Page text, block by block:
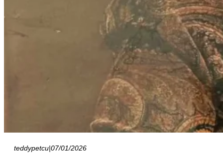
teddypetcu|07/01/2026